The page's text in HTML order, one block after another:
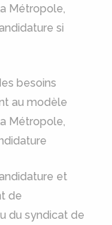
Métropole,
si
besoins
au modèle
Métropole,
et
de
du syndicat de